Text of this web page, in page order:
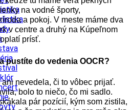
na vodné športy,
a pokoj. V meste máme dva
v centre a druhý na Kúpeľnom
prísť.
pustíte do vedenia OOCR?
nevedela, či to vôbec prijať.
bolo to niečo, čo mi sadlo.
pár pozícií, kým som zistila,